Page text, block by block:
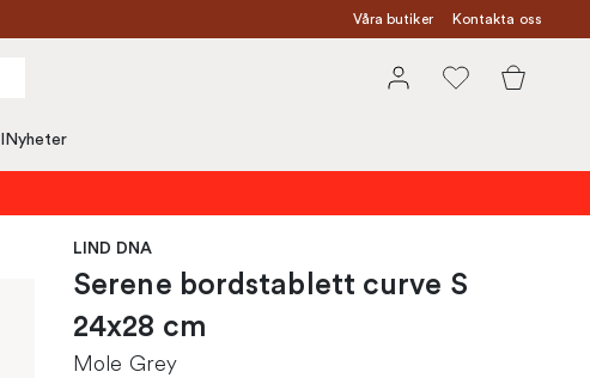
Våra butiker Kontakta oss
Nyheter
LIND DNA
Serene bordstablett curve S
24x28 cm
Mole Grey